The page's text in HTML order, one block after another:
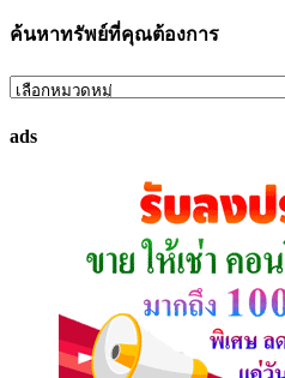
ค้นหาทรัพย์ที่คุณต้องการ
ค้นหา
ที่
ads